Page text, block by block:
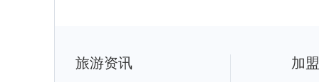
旅游资讯 加